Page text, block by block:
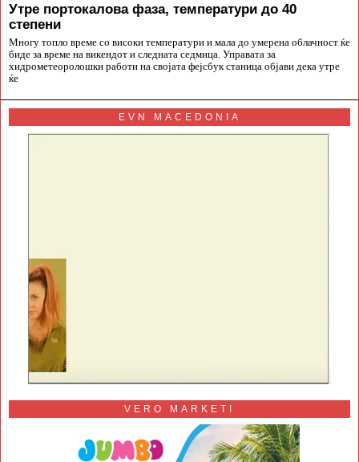
Утре портокалова фаза, температури до 40
степени
Многу топло време со високи температури и мала до умерена облачност ќе
биде за време на викендот и следната седмица. Управата за
хидрометеоролошки работи на својата фејсбук станица објави дека утре
ќе
EVN MACEDONIA
VERO MARKETI